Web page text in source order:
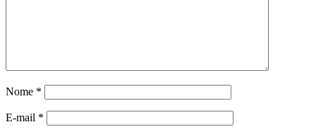
Nome *
E-mail *